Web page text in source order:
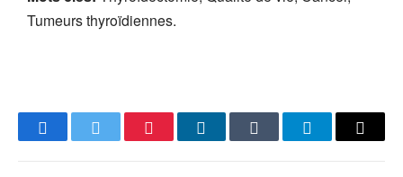
Tumeurs thyroïdiennes.
FacebookTwitter PinterestLinkedInTumblrTelegramEmail